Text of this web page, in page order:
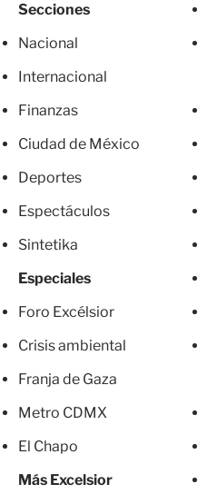
Secciones
Nacional
Internacional
Finanzas
Ciudad de México
Deportes
Espectáculos
Sintetika
Especiales
Foro Excélsior
Crisis ambiental
Franja de Gaza
Metro CDMX
El Chapo
Más Excelsior